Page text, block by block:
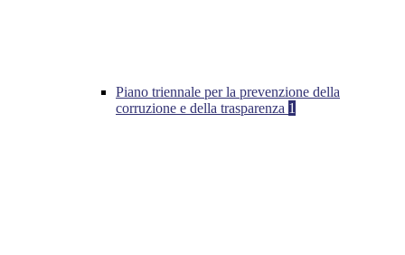
Piano triennale per la prevenzione della
corruzione e della trasparenza 1